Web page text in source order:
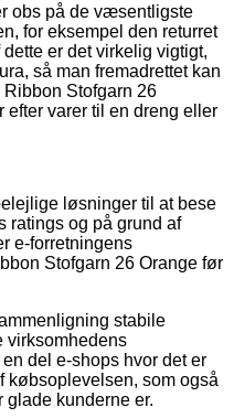
obs på de væsentligste
for eksempel den returret
er det virkelig vigtigt,
så man fremadrettet kan
Stofgarn 26
varer til en dreng eller
løsninger til at bese
ratings og på grund af
e-forretningens
Stofgarn 26 Orange før
stabile
virksomhedens
del e-shops hvor det er
købsoplevelsen, som også
glade kunderne er.